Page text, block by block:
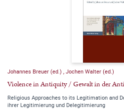
Johannes Breuer (ed.) Jochen Walter (ed.)
Violence in Antiquity / Gewalt in der
Religious Approaches to its Legitimation and
ihrer Legitimierung und Delegitimierung